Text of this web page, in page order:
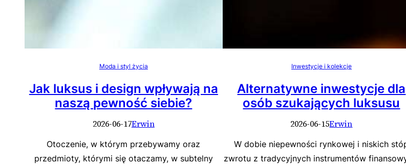
Moda i styl życia
Jak luksus i design wpływają na
naszą pewność siebie?
2026-06-17Erwin
Otoczenie, w którym przebywamy oraz
przedmioty, którymi się otaczamy, w subtelny
Inwestycje i kolekcje
Alternatywne inwestycje dla
osób szukających luksusu
2026-06-15Erwin
W dobie niepewności rynkowej i niskich
zwrotu z tradycyjnych instrumentów